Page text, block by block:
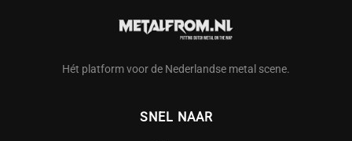
Hét platform voor de Nederlandse metal scene.
SNEL NAAR